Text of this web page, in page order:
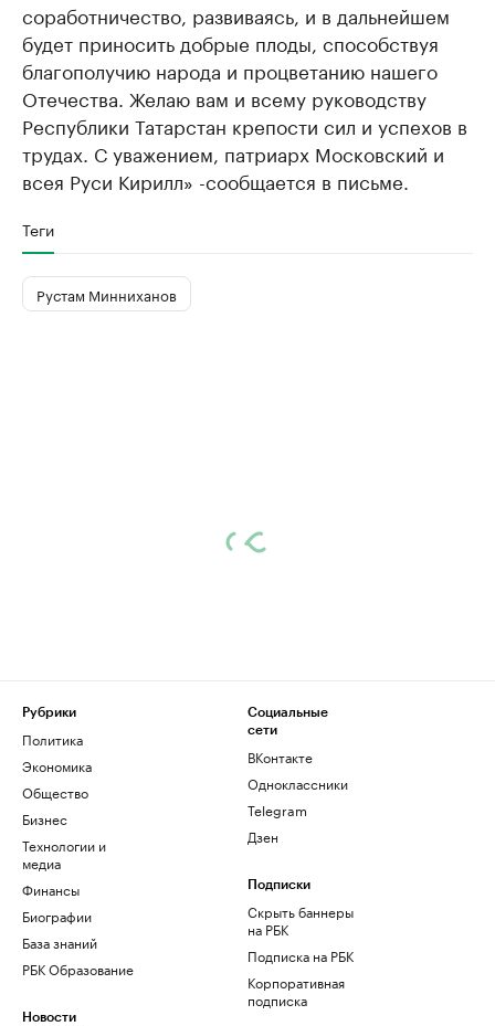
соработничество, развиваясь, и в дальнейшем
будет приносить добрые плоды, способствуя
благополучию народа и процветанию нашего
Отечества. Желаю вам и всему руководству
Республики Татарстан крепости сил и успехов в
трудах. С уважением, патриарх Московский и
всея Руси Кирилл» -сообщается в письме.
Теги
Рустам Минниханов
Рубрики
Политика
Экономика
Общество
Бизнес
Технологии и
медиа
Финансы
Биографии
База знаний
РБК Образование
Новости
Социальные
сети
ВКонтакте
Одноклассники
Telegram
Дзен
Подписки
Скрыть баннеры
на РБК
Подписка на РБК
Корпоративная
подписка